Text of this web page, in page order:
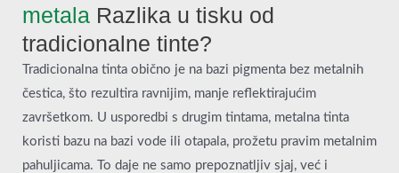
metala Razlika u tisku od
tradicionalne tinte?
Tradicionalna tinta obično je na bazi pigmenta bez metalnih
čestica, što rezultira ravnijim, manje reflektirajućim
završetkom. U usporedbi s drugim tintama, metalna tinta
koristi bazu na bazi vode ili otapala, prožetu pravim metalnim
pahuljicama. To daje ne samo prepoznatljiv sjaj, već i